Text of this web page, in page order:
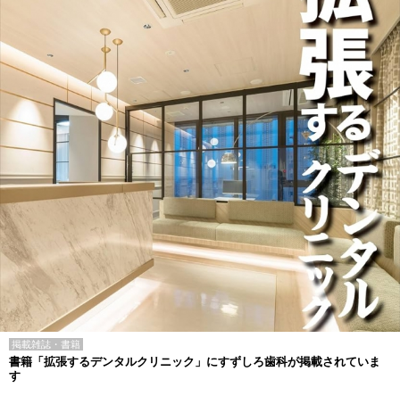
掲載雑誌・書籍
書籍「拡張するデンタルクリニック」にすずしろ歯科が掲載されていま
す